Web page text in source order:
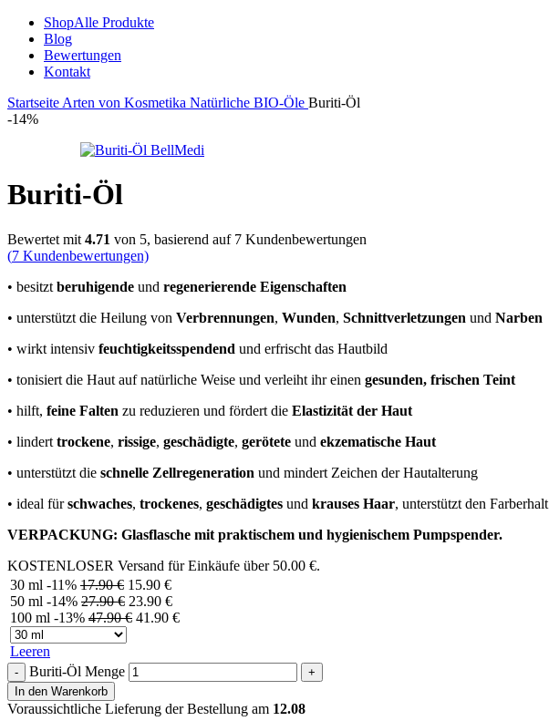
ShopAlle Produkte
Blog
Bewertungen
Kontakt
Startseite Arten von Kosmetika Natürliche BIO-Öle Buriti-Öl
-14%
Buriti-Öl
Bewertet mit 4.71 von 5, basierend auf 7 Kundenbewertungen
(7 Kundenbewertungen)
• besitzt beruhigende und regenerierende Eigenschaften
• unterstützt die Heilung von Verbrennungen, Wunden, Schnittverletzungen und Narben
• wirkt intensiv feuchtigkeitsspendend und erfrischt das Hautbild
• tonisiert die Haut auf natürliche Weise und verleiht ihr einen gesunden, frischen Teint
• hilft, feine Falten zu reduzieren und fördert die Elastizität der Haut
• lindert trockene, rissige, geschädigte, gerötete und ekzematische Haut
• unterstützt die schnelle Zellregeneration und mindert Zeichen der Hautalterung
• ideal fürschwaches, trockenes, geschädigtes und krauses Haar, unterstützt den Farberhalt
VERPACKUNG: Glasflasche mit praktischem und hygienischem Pumpspender.
KOSTENLOSER Versand für Einkäufe über 50.00 €.
30 ml -11% 17.90€ 15.90 €
50 ml -14% 27.90€ 23.90 €
100 ml -13% 47.90€ 41.90 €
Leeren
Buriti-Öl Menge
In den Warenkorb
Voraussichtliche Lieferung der Bestellung am 12.08